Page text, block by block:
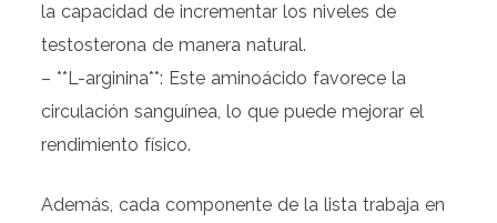
la capacidad de incrementar los niveles de
testosterona de manera natural.
– **L-arginina**: Este aminoácido favorece la
circulación sanguínea, lo que puede mejorar el
rendimiento físico.
Además, cada componente de la lista trabaja en